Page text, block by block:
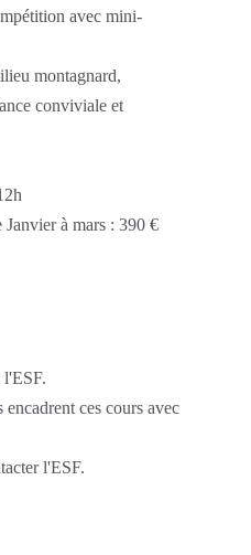
avec mini-
montagnard,
conviviale et
Janvier à mars : 390 €
l'ESF.
ces cours avec
l'ESF.